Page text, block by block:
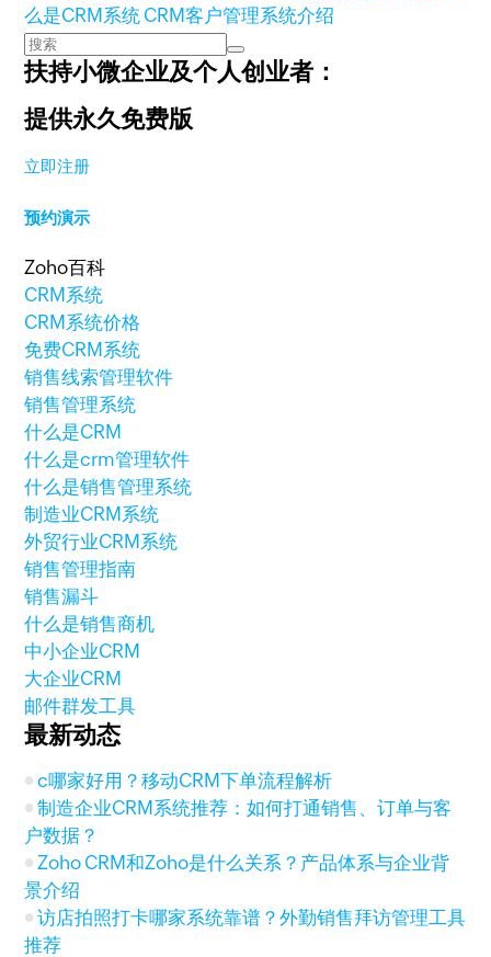
么是CRM系统 CRM客户管理系统介绍
扶持小微企业及个人创业者：
提供永久免费版
立即注册
预约演示
Zoho百科
CRM系统
CRM系统价格
免费CRM系统
销售线索管理软件
销售管理系统
什么是CRM
什么是crm管理软件
什么是销售管理系统
制造业CRM系统
外贸行业CRM系统
销售管理指南
销售漏斗
什么是销售商机
中小企业CRM
大企业CRM
邮件群发工具
最新动态
c哪家好用？移动CRM下单流程解析
制造企业CRM系统推荐：如何打通销售、订单与客
户数据？
Zoho CRM和Zoho是什么关系？产品体系与企业背
景介绍
访店拍照打卡哪家系统靠谱？外勤销售拜访管理工具
推荐